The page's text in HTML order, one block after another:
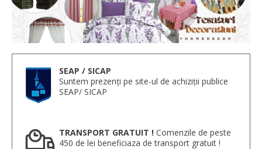
SEAP / SICAP
Suntem prezenți pe site-ul de achiziții publice
SEAP/ SICAP
TRANSPORT GRATUIT ! Comenzile de peste
450 de lei beneficiaza de transport gratuit !